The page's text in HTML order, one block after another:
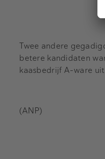
Twee andere
betere kandidaten
kaasbedrijf A-ware
(ANP)